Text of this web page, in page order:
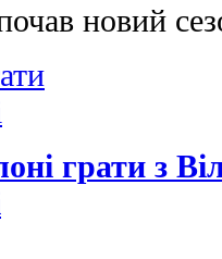
новий
грати з